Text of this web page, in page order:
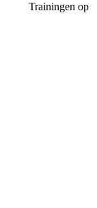
Trainingen op